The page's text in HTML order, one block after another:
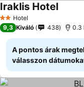
2 Kategória
Hotel
Iraklis Hotel
9,3 Kiváló 438 0.3
A pontos árak
válasszon